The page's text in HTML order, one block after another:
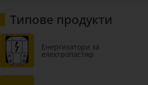
Типове продукти
Енергизатори за
електропастир